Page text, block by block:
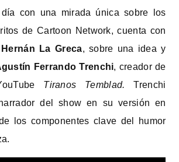
con una mirada única sobre los
de Cartoon Network, cuenta con
Hernán La Greca, sobre una idea y
Ferrando Trenchi, creador de
Tiranos Temblad.
Trenchi
del show en su versión en
los componentes clave del humor